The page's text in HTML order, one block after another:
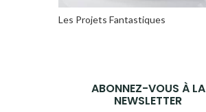
Les Projets Fantastiques
ABONNEZ-VOUS À LA
NEWSLETTER